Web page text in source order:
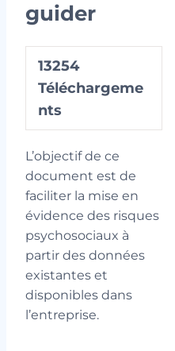
guider
13254
Téléchargeme
nts
L’objectif de ce
document est de
faciliter la mise en
évidence des risques
psychosociaux à
partir des données
existantes et
disponibles dans
l’entreprise.